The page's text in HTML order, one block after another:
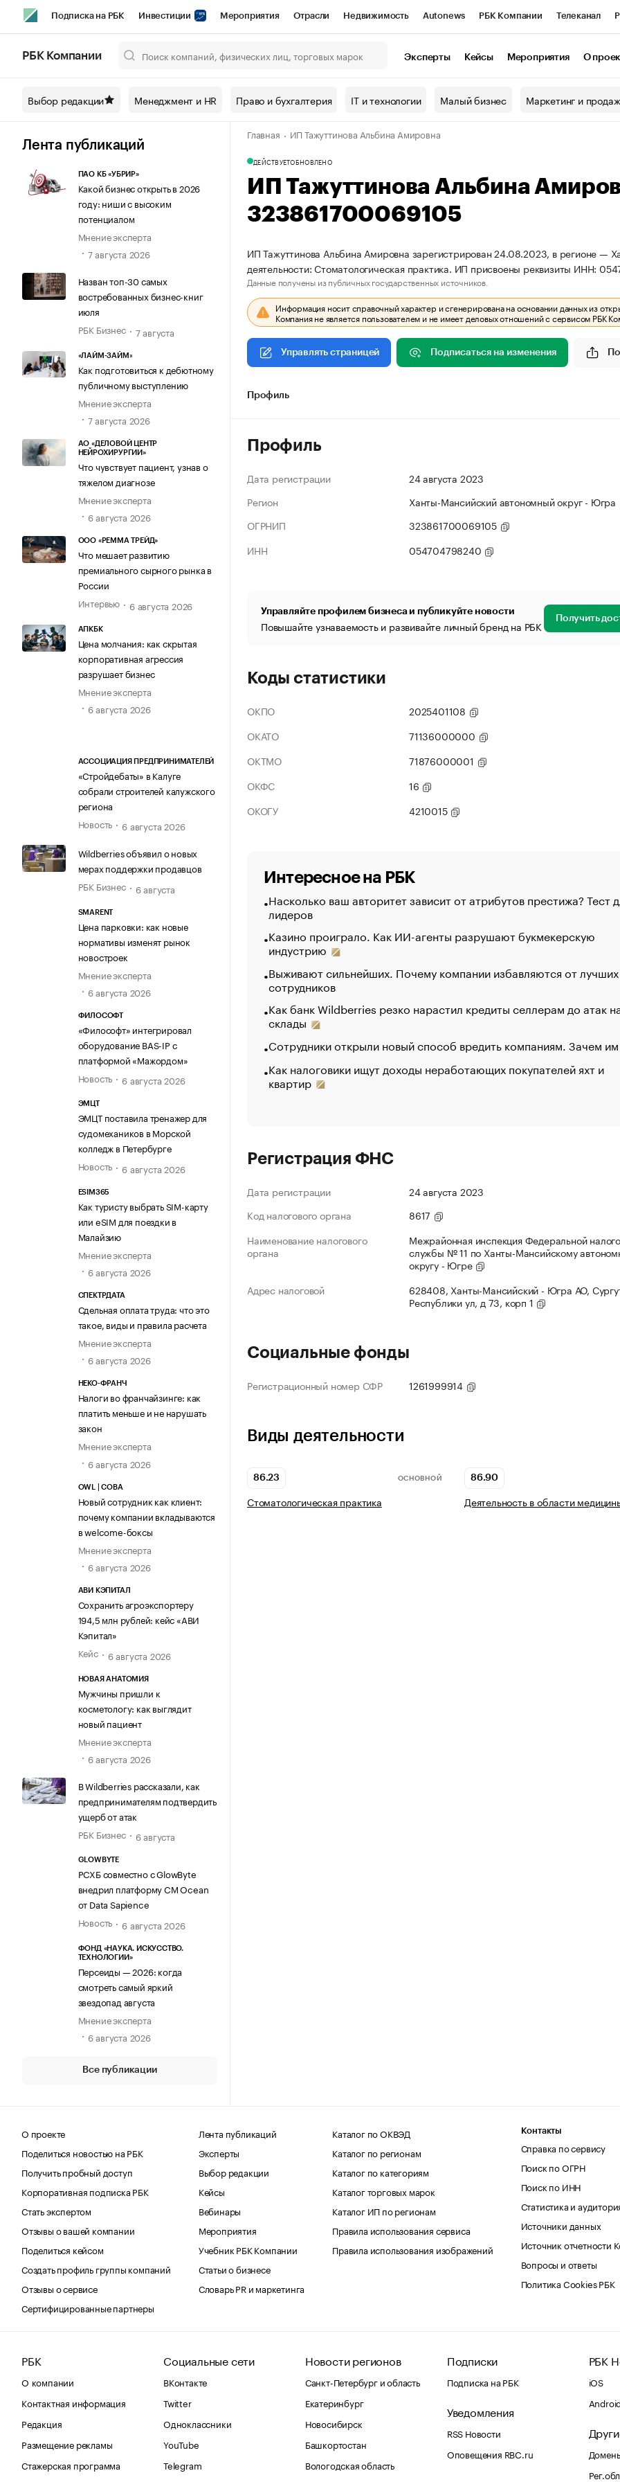
Подписка на РБК Инвестиции Мероприятия Отрасли Недвижимость Autonews РБК Компании Телеканал
Спецпроекты СПб Конференции СПб Спецпроекты Проверка контрагентов
Технологии и медиа Рынок наличной валюты
РБК Компании Эксперты Кейсы Мероприятия О
Выбор редакции Менеджмент и HR Право и бухгалтерия IT и технологии Малый бизнес Маркетинг и
Лента публикаций
ПАО КБ «УБРИР»
Какой бизнес открыть в 2026
году: ниши с высоким
потенциалом
Мнение эксперта
7 августа 2026
Назван топ-30 самых
востребованных бизнес-книг
июля
РБК Бизнес
7 августа
«ЛАЙМ-ЗАЙМ»
Как подготовиться к дебютному
публичному выступлению
Мнение эксперта
7 августа 2026
АО «ДЕЛОВОЙ ЦЕНТР
НЕЙРОХИРУРГИИ»
Что чувствует пациент, узнав о
тяжелом диагнозе
Мнение эксперта
6 августа 2026
ООО «РЕММА ТРЕЙД»
Что мешает развитию
премиального сырного рынка в
России
Интервью
6 августа 2026
АПКБК
Цена молчания: как скрытая
корпоративная агрессия
разрушает бизнес
Мнение эксперта
6 августа 2026
АССОЦИАЦИЯ ПРЕДПРИНИМАТЕЛЕЙ
«Стройдебаты» в Калуге
собрали строителей калужского
региона
Новость
6 августа 2026
Wildberries объявил о новых
мерах поддержки продавцов
РБК Бизнес
6 августа
SMARENT
Цена парковки: как новые
нормативы изменят рынок
новостроек
Мнение эксперта
6 августа 2026
ФИЛОСОФТ
«Философт» интегрировал
оборудование BAS-IP с
платформой «Мажордом»
Новость
6 августа 2026
ЭМЦТ
ЭМЦТ поставила тренажер для
судомехаников в Морской
колледж в Петербурге
Новость
6 августа 2026
ESIM365
Как туристу выбрать SIM-карту
или eSIM для поездки в
Малайзию
Мнение эксперта
6 августа 2026
СПЕКТРДАТА
Сдельная оплата труда: что это
такое, виды и правила расчета
Мнение эксперта
6 августа 2026
НЕКО-ФРАНЧ
Налоги во франчайзинге: как
платить меньше и не нарушать
закон
Мнение эксперта
6 августа 2026
OWL | СОВА
Новый сотрудник как клиент:
почему компании вкладываются
в welcome-боксы
Мнение эксперта
6 августа 2026
АВИ КЭПИТАЛ
Сохранить агроэкспортеру
194,5 млн рублей: кейс «АВИ
Кэпитал»
Кейс
6 августа 2026
НОВАЯ АНАТОМИЯ
Мужчины пришли к
косметологу: как выглядит
новый пациент
Мнение эксперта
6 августа 2026
В Wildberries рассказали, как
предпринимателям подтвердить
ущерб от атак
РБК Бизнес
6 августа
GLOWBYTE
РСХБ совместно с GlowByte
внедрил платформу CM Ocean
от Data Sapience
Новость
6 августа 2026
ФОНД «НАУКА. ИСКУССТВО.
ТЕХНОЛОГИИ»
Персеиды — 2026: когда
смотреть самый яркий
звездопад августа
Мнение эксперта
6 августа 2026
Все публикации
Главная ИП Тажуттинова Альбина Амировна
ДЕЙСТВУЕТОБНОВЛЕНО
ИП Тажуттинова Альбина
323861700069105
ИП Тажуттинова Альбина Амировна зарегистрирован 24.08.2023, в регионе —
деятельности: Стоматологическая практика. ИП присвоены реквизиты ИНН:
Данные получены из публичных государственных источников.
Информация носит справочный характер и сгенерирована на основании данных из
Компания не является пользователем и не имеет деловых отношений с сервисом РБК
Управлять страницей Подписаться на изменения
Профиль
Профиль
Дата регистрации
24 августа 2023
Регион
Ханты-Мансийский автономный округ - Югра
ОГРНИП
323861700069105
ИНН
054704798240
Управляйте профилем бизнеса и публикуйте новости
Повышайте узнаваемость и развивайте личный бренд на РБК Получить
Коды статистики
ОКПО
2025401108
ОКАТО
71136000000
ОКТМО
71876000001
ОКФС
16
ОКОГУ
4210015
Интересное на РБК
Насколько ваш авторитет зависит от атрибутов престижа? Тест
лидеров
Казино проиграло. Как ИИ-агенты разрушают букмекерскую
индустрию
Выживают сильнейших. Почему компании избавляются от лучших
сотрудников
Как банк Wildberries резко нарастил кредиты селлерам до атак
склады
Сотрудники открыли новый способ вредить компаниям. Зачем
Как налоговики ищут доходы неработающих покупателей яхт и
квартир
Регистрация ФНС
Дата регистрации
24 августа 2023
Код налогового органа
8617
Наименование налогового
органа
Межрайонная инспекция Федеральной
службы № 11 по Ханты-Мансийскому
округу - Югре
Адрес налоговой
628408, Ханты-Мансийский - Югра АО,
Республики ул, д 73, корп 1
Социальные фонды
Регистрационный номер СФР 1261999914
Виды деятельности
86.23 ОСНОВНОЙ
Стоматологическая практика
86.90
Деятельность в области
О проекте
Поделиться новостью на РБК
Получить пробный доступ
Корпоративная подписка РБК
Стать экспертом
Отзывы о вашей компании
Поделиться кейсом
Создать профиль группы компаний
Отзывы о сервисе
Сертифицированные партнеры
Лента публикаций
Эксперты
Выбор редакции
Кейсы
Вебинары
Мероприятия
Учебник РБК Компании
Статьи о бизнесе
Словарь PR и маркетинга
Каталог по ОКВЭД
Каталог по регионам
Каталог по категориям
Каталог торговых марок
Каталог ИП по регионам
Правила использования сервиса
Правила использования изображений
Контакты
Справка по сервису
Поиск по ОГРН
Поиск по ИНН
Статистика и
Источники данных
Источник отчетности
Вопросы и ответы
Политика Cookies РБК
РБК
О компании
Контактная информация
Редакция
Размещение рекламы
Стажерская программа
Социальные сети
ВКонтакте
Twitter
Одноклассники
YouTube
Telegram
Новости регионов
Санкт-Петербург и область
Екатеринбург
Новосибирск
Башкортостан
Вологодская область
Подписки
Подписка на РБК
Уведомления
RSS Новости
Оповещения RBC.ru
РБК
iOS